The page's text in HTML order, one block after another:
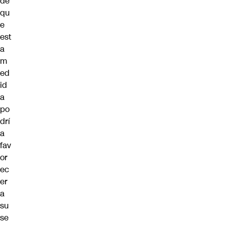
qu
e
est
a
m
ed
id
a
po
drí
a
fav
or
ec
er
a
su
se